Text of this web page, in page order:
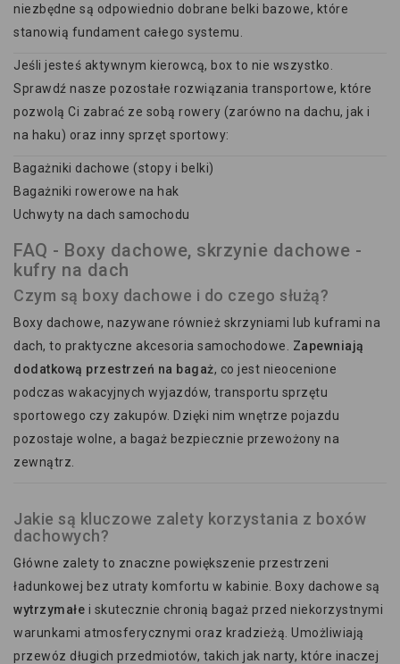
niezbędne są odpowiednio dobrane belki bazowe, które
stanowią fundament całego systemu.
Jeśli jesteś aktywnym kierowcą, box to nie wszystko.
Sprawdź nasze pozostałe rozwiązania transportowe, które
pozwolą Ci zabrać ze sobą rowery (zarówno na dachu, jak i
na haku) oraz inny sprzęt sportowy:
Bagażniki dachowe (stopy i belki)
Bagażniki rowerowe na hak
Uchwyty na dach samochodu
FAQ - Boxy dachowe, skrzynie dachowe -
kufry na dach
Czym są boxy dachowe i do czego służą?
Boxy dachowe, nazywane również skrzyniami lub kuframi na
dach, to praktyczne akcesoria samochodowe. Zapewniają
dodatkową przestrzeń na bagaż, co jest nieocenione
podczas wakacyjnych wyjazdów, transportu sprzętu
sportowego czy zakupów. Dzięki nim wnętrze pojazdu
pozostaje wolne, a bagaż bezpiecznie przewożony na
zewnątrz.
Jakie są kluczowe zalety korzystania z boxów
dachowych?
Główne zalety to znaczne powiększenie przestrzeni
ładunkowej bez utraty komfortu w kabinie. Boxy dachowe są
wytrzymałe i skutecznie chronią bagaż przed niekorzystnymi
warunkami atmosferycznymi oraz kradzieżą. Umożliwiają
przewóz długich przedmiotów, takich jak narty, które inaczej